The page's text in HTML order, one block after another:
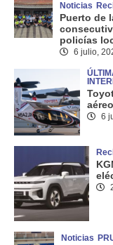
Noticias
Puerto de
policías
6 julio,
6
Noticias